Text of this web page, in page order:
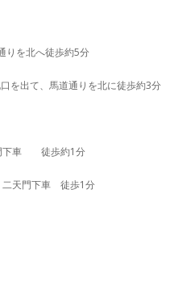
りを北へ徒歩約5分
を出て、馬道通りを北に徒歩約3分
下車 徒歩約1分
天門下車 徒歩1分